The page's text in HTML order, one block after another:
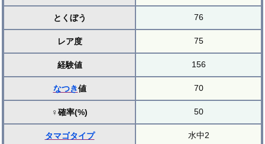
とくぼう 76
レア度 75
経験値 156
なつき値 70
♀確率(%) 50
タマゴタイプ 水中2